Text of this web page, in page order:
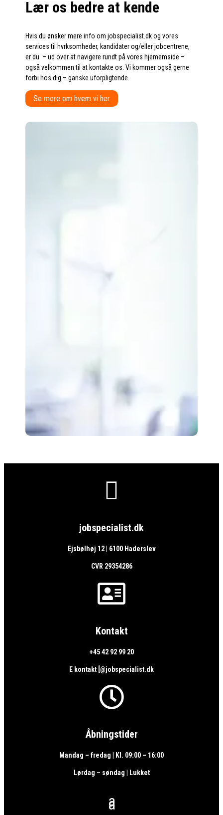
Lær os bedre at kende
Hvis du ønsker mere info om jobspecialist.dk og vores
services til hvrksomheder, kandidater og/eller jobcentrene,
er du – ud over at navigere rundt på vores hjememside –
også velkommen til at kontakte os. Vi kommer også gerne
forbi hos dig – ganske uforpligtende.
Se mere om hvem vi her

jobspecialist.dk
Ejsbølhøj 12 | 6100 Haderslev
CVR 29354286

Kontakt
+45 42 92 99 20
E kontakt [@jobspecialist.dk

Åbningstider
Mandag – fredag | Kl. 09:00 – 16:00
Lørdag – søndag | Lukket